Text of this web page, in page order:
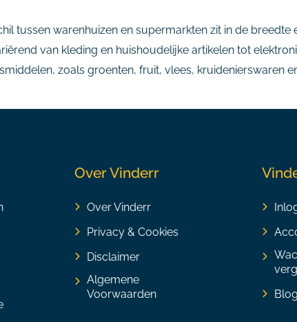
tussen warenhuizen en supermarkten zit in de
van kleding en huishoudelijke artikelen tot
zoals groenten, fruit, vlees, kruidenierswaren
Over Vinderr
Over Vinderr
Privacy & Cookies
Disclaimer
Algemene
Voorwaarden